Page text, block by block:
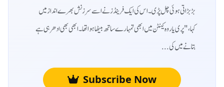
بڑبڑاتی ہوئی چل پڑی۔ اس کی ایک فرینڈز نے اسے سرزنش بھرے انداز میں
کہا، "پری یار وہ کینٹن میں ابھی تمہارے ساتھ بیٹھا ہوا تھا۔ ابھی بھی ادھر ہی ہے
بتانے میں کی...
Subscribe Now